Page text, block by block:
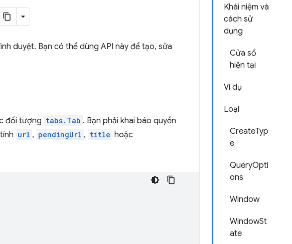
Khái niệm và
cách sử
dụng
Cửa sổ
hiện tại
Ví dụ
Loại
CreateTyp
e
QueryOpti
ons
Window
WindowSt
ate
duyệt. Bạn có thể dùng API này để tạo, sửa
đối tượng tabs.Tab . Bạn phải khai báo quyền
url , pendingUrl , title hoặc